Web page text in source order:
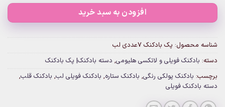
افزودن به سبد خرید
شناسه محصول: پک بادکنک 7عددی لب
دسته: بادکنک فویلی و لاتکسی هلیومی, دسته بادکنک| پک بادکنک
برچسب: بادکنک پولکی رنگی, بادکنک ستاره, بادکنک فویلی لب, بادکنک قلب,
دسته بادکنک فویلی